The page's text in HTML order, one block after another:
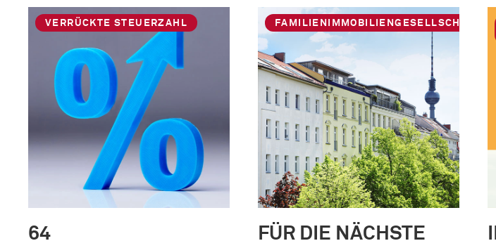
VERRÜCKTE STEUERZAHL
64
FAMILIENIMMOBILIENGESELLSCHAFTEN
FÜR DIE NÄCHSTE